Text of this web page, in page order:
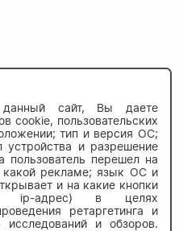
данный сайт, Вы даете
cookie, пользовательских
тип и версия ОС;
и разрешение
пользователь перешел на
какой рекламе; язык ОС и
и на какие кнопки
ip-адрес) в целях
ретаргетинга и
исследований и обзоров.